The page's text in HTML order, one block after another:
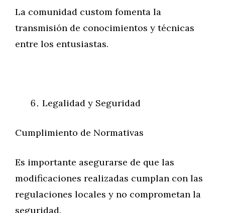
La comunidad custom fomenta la
transmisión de conocimientos y técnicas
entre los entusiastas.
Legalidad y Seguridad
Cumplimiento de Normativas
Es importante asegurarse de que las
modificaciones realizadas cumplan con las
regulaciones locales y no comprometan la
seguridad.